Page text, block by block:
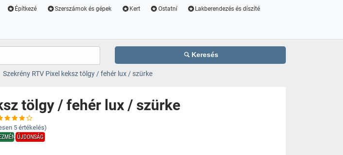
Építkezé Szerszámok és gépek Kert Ostatní Lakberendezés és díszíté
Keresés
Szekrény RTV Pixel keksz tölgy / fehér lux / szürke
tölgy / fehér lux / szürke
5 értékelés)
ÚJDONSÁG